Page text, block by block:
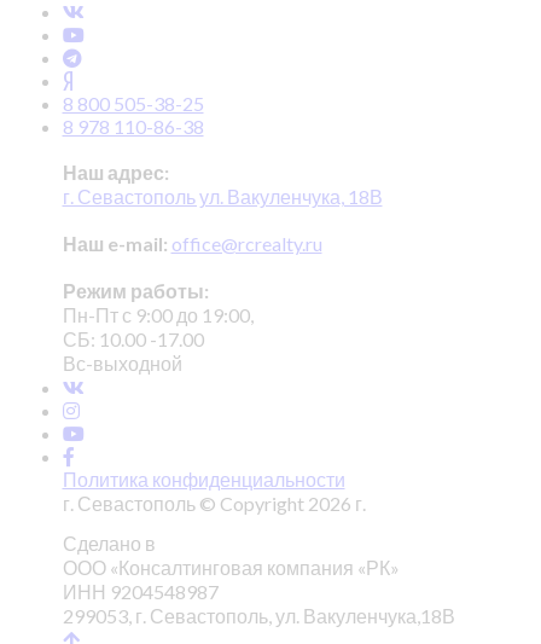
8 800 505-38-25
8 978 110-86-38
Наш адрес:
г. Севастополь ул. Вакуленчука, 18В
Наш e-mail: office@rcrealty.ru
Режим работы:
Пн-Пт с 9:00 до 19:00,
СБ: 10.00 -17.00
Вс-выходной
Политика конфиденциальности
г. Севастополь © Copyright 2026 г.
Сделано в
ООО «Консалтинговая компания «РК»
ИНН 9204548987
299053, г. Севастополь, ул. Вакуленчука,18В